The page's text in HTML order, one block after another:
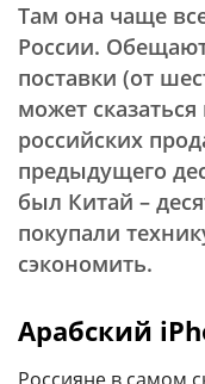
Там она чаще
России.
поставки (от
может
российских
предыдущего
был Китай –
покупали
сэкономить.
Арабский